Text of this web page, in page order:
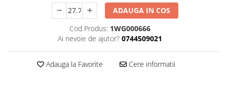
Sisteme de dus incastrate
Coloane de dus
Brate si palarii de dus
Pare, furtunuri si accesorii dus
Rezervoare wc
ADAUGA IN COS
Cod Produs: 1WG000666
Ai nevoie de ajutor? 0744509021
Adauga la Favorite Cere informatii